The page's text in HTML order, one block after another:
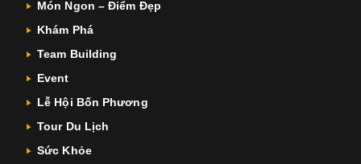
Món Ngon – Điểm Đẹp
Khám Phá
Team Building
Event
Lễ Hội Bốn Phương
Tour Du Lịch
Sức Khỏe